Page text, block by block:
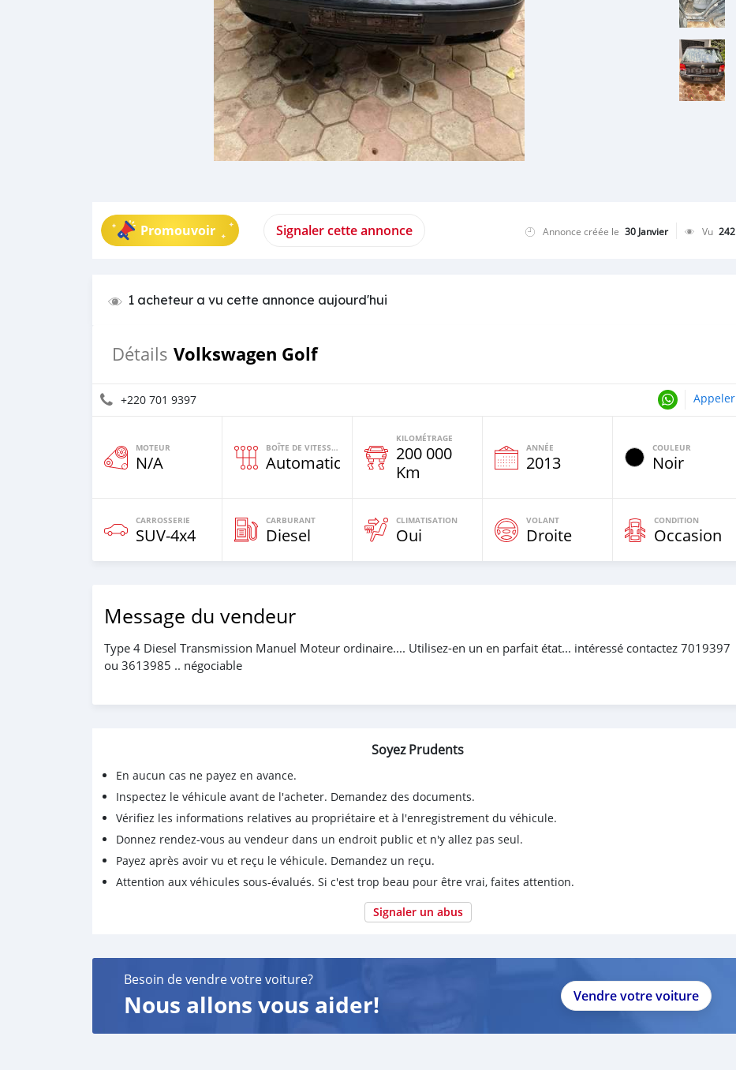
Promouvoir Signaler cette annonce Annonce créée le 30 Janvier Vu 242
1 acheteur a vu cette annonce aujourd'hui
Détails Volkswagen Golf
+220 701 9397 Appeler
MOTEUR
N/A
BOÎTE DE VITESSES
Automatique
KILOMÉTRAGE
200 000
Km
ANNÉE
2013
COULEUR
Noir
CARROSSERIE
SUV‒4x4
CARBURANT
Diesel
CLIMATISATION
Oui
VOLANT
Droite
CONDITION
Occasion
Message du vendeur
Type 4 Diesel Transmission Manuel Moteur ordinaire.... Utilisez-en un en parfait état... intéressé contactez 7019397
ou 3613985 .. négociable
Soyez Prudents
En aucun cas ne payez en avance.
Inspectez le véhicule avant de l'acheter. Demandez des documents.
Vérifiez les informations relatives au propriétaire et à l'enregistrement du véhicule.
Donnez rendez-vous au vendeur dans un endroit public et n'y allez pas seul.
Payez après avoir vu et reçu le véhicule. Demandez un reçu.
Attention aux véhicules sous-évalués. Si c'est trop beau pour être vrai, faites attention.
Signaler un abus
Besoin de vendre votre voiture?
Nous allons vous aider! Vendre votre voiture